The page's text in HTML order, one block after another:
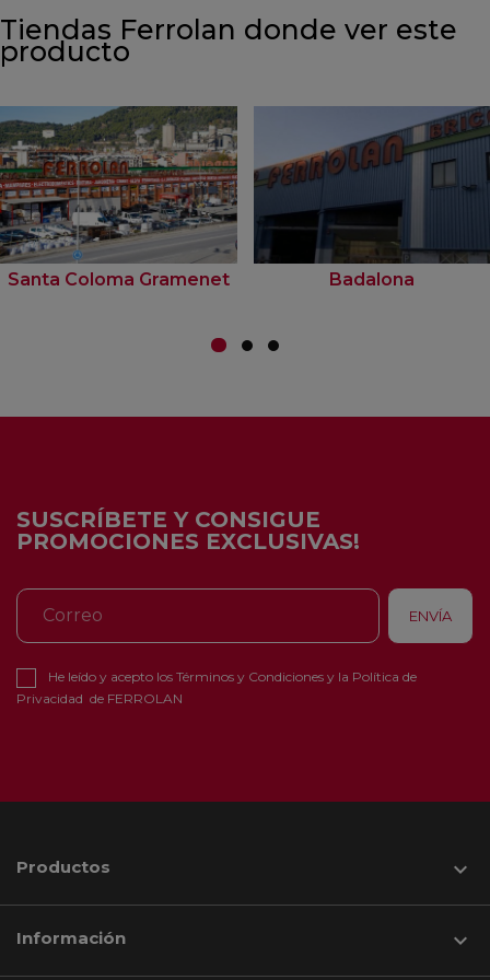
Tiendas Ferrolan donde ver este
producto
Santa Coloma Gramenet Badalona
SUSCRÍBETE Y CONSIGUE
PROMOCIONES EXCLUSIVAS!
He leído y acepto los Términos y Condiciones y la Política de
Privacidad de FERROLAN
Productos 
Información 